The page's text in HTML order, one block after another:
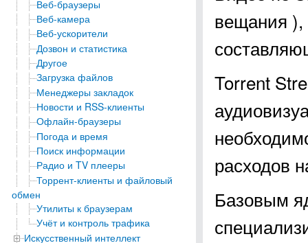
Веб-браузеры
Веб-камера
Веб-ускорители
Дозвон и статистика
Другое
Загрузка файлов
Менеджеры закладок
Новости и RSS-клиенты
Офлайн-браузеры
Погода и время
Поиск информации
Радио и TV плееры
Торрент-клиенты и файловый
обмен
Утилиты к браузерам
Учёт и контроль трафика
Искусственный интеллект
вещания ),
Torrent
расходов
Базовым